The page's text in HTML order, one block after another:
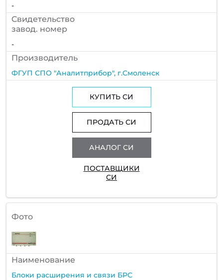
-
Cвидетельство
завод. номер
-
Производитель
ФГУП СПО "Аналитприбор", г.Смоленск
КУПИТЬ СИ
ПРОДАТЬ СИ
АНАЛОГ СИ
ПОСТАВЩИКИ
СИ
Фото
Наименование
Блоки расширения и связи БРС